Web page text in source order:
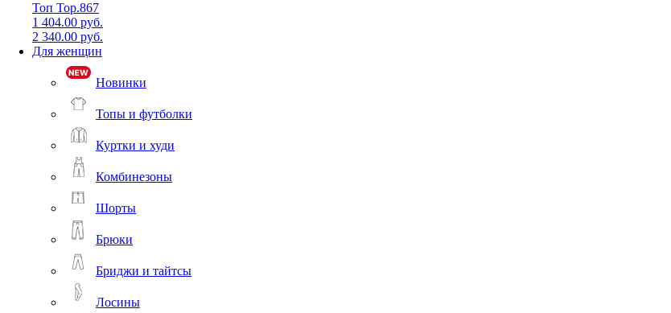
Топ Top.867
1 404.00 руб.
2 340.00 руб.
Для женщин
Новинки
Топы и футболки
Куртки и худи
Комбинезоны
Шорты
Брюки
Бриджи и тайтсы
Лосины